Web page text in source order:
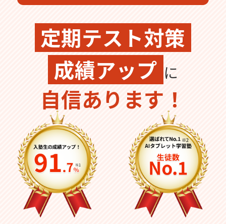
定期テスト対策
成績アップ に
自信あります！